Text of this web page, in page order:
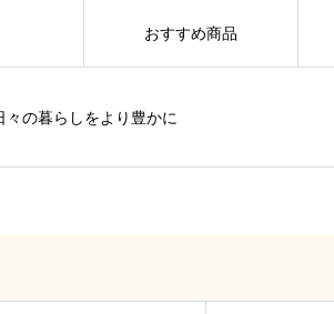
々の暮らしをより豊かに
おすすめ商品